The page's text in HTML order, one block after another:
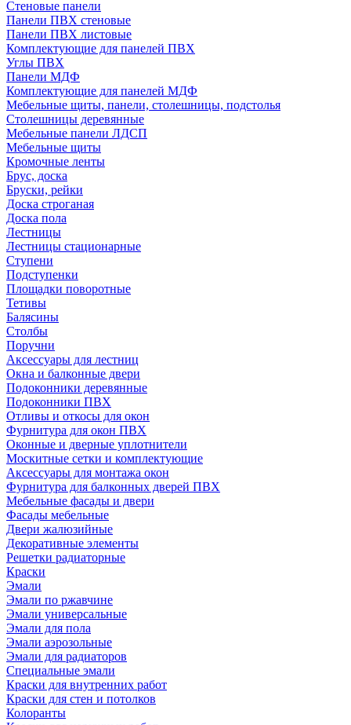
Стеновые панели
Панели ПВХ стеновые
Панели ПВХ листовые
Комплектующие для панелей ПВХ
Углы ПВХ
Панели МДФ
Комплектующие для панелей МДФ
Мебельные щиты, панели, столешницы, подстолья
Столешницы деревянные
Мебельные панели ЛДСП
Мебельные щиты
Кромочные ленты
Брус, доска
Бруски, рейки
Доска строганая
Доска пола
Лестницы
Лестницы стационарные
Ступени
Подступенки
Площадки поворотные
Тетивы
Балясины
Столбы
Поручни
Аксессуары для лестниц
Окна и балконные двери
Подоконники деревянные
Подоконники ПВХ
Отливы и откосы для окон
Фурнитура для окон ПВХ
Оконные и дверные уплотнители
Москитные сетки и комплектующие
Аксессуары для монтажа окон
Фурнитура для балконных дверей ПВХ
Мебельные фасады и двери
Фасады мебельные
Двери жалюзийные
Декоративные элементы
Решетки радиаторные
Краски
Эмали
Эмали по ржавчине
Эмали универсальные
Эмали для пола
Эмали аэрозольные
Эмали для радиаторов
Специальные эмали
Краски для внутренних работ
Краски для стен и потолков
Колоранты